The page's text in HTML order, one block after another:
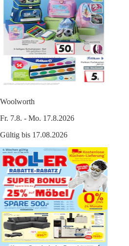
Woolworth
Fr. 7.8. - Mo. 17.8.2026
Gültig bis 17.08.2026